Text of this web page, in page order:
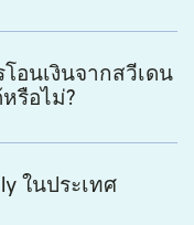
อนเงินจากสวีเดน
รือไม่?
ในประเทศ